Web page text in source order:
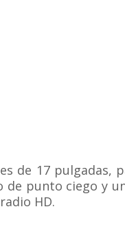
de 17 pulgadas,
punto ciego y
HD.